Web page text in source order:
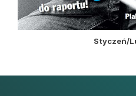
Styczeń/